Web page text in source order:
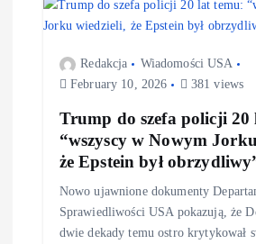
g
Redakcja
Wiadomości USA
February 10, 2026
381 views
Trump do szefa policji 20
“wszyscy w Nowym
że Epstein był
Nowo ujawnione dokumenty
Sprawiedliwości USA pokazują, że
dwie dekady temu ostro krytykował